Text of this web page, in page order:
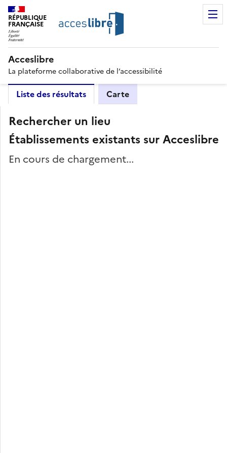
RÉPUBLIQUE
FRANÇAISE
Acceslibre
La plateforme collaborative de l’accessibilité
Liste des résultats Carte
Rechercher un lieu
Établissements existants sur Acceslibre
En cours de chargement...